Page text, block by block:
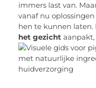
immers last van.
vanaf nu
hen te kunnen laten.
het gezicht aanpakt,